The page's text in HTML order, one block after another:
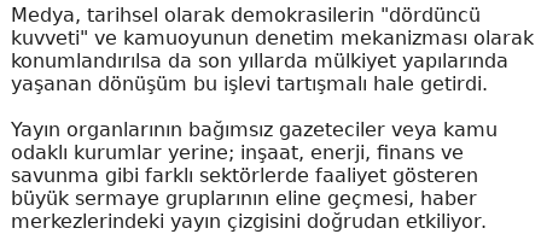
Medya, tarihsel olarak demokrasilerin "dördüncü
kuvveti" ve kamuoyunun denetim mekanizması olarak
konumlandırılsa da son yıllarda mülkiyet yapılarında
yaşanan dönüşüm bu işlevi tartışmalı hale getirdi.
Yayın organlarının bağımsız gazeteciler veya kamu
odaklı kurumlar yerine; inşaat, enerji, finans ve
savunma gibi farklı sektörlerde faaliyet gösteren
büyük sermaye gruplarının eline geçmesi, haber
merkezlerindeki yayın çizgisini doğrudan etkiliyor.